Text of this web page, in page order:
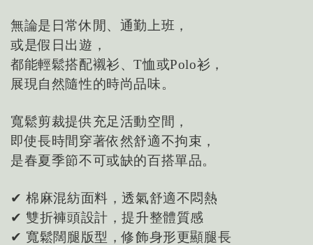
無論是日常休閒、通勤上班，
或是假日出遊，
都能輕鬆搭配襯衫、T恤或Polo衫，
展現自然隨性的時尚品味。
寬鬆剪裁提供充足活動空間，
即使長時間穿著依然舒適不拘束，
是春夏季節不可或缺的百搭單品。
✔ 棉麻混紡面料，透氣舒適不悶熱
✔ 雙折褲頭設計，提升整體質感
✔ 寬鬆闊腿版型，修飾身形更顯腿長